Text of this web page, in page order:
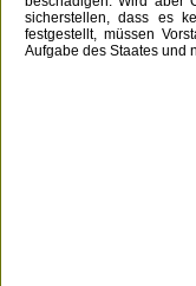
sicherstellen, dass es
festgestellt, müssen
Aufgabe des Staates und